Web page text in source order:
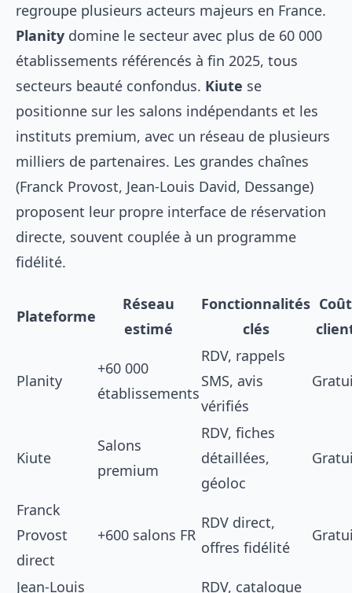
regroupe plusieurs acteurs majeurs en France.
Planity domine le secteur avec plus de 60 000
établissements référencés à fin 2025, tous
secteurs beauté confondus. Kiute se
positionne sur les salons indépendants et les
instituts premium, avec un réseau de plusieurs
milliers de partenaires. Les grandes chaînes
(Franck Provost, Jean-Louis David, Dessange)
proposent leur propre interface de réservation
directe, souvent couplée à un programme
fidélité.
Plateforme
Réseau
estimé
Fonctionnalités
clés
Coût
Planity
+60 000
établissements
RDV, rappels
SMS, avis
vérifiés
Kiute
Salons
premium
RDV, fiches
détaillées,
géoloc
Franck
Provost
direct
+600 salons FR
RDV direct,
offres fidélité
Jean-Louis
RDV, catalogue